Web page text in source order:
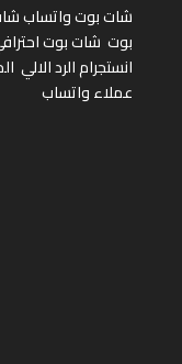
شات بوت واتساب
بوت شات بوت
انستجرامالرد الالي
عملاء واتساب